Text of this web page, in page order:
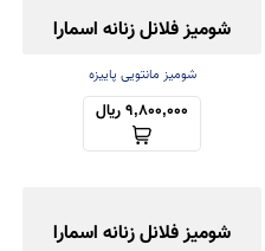
شومیز فلانل زنانه اسمارا
شومیز مانتویی پاییزه
9,800,000 ریال
شومیز فلانل زنانه اسمارا